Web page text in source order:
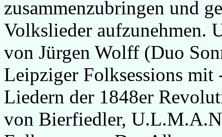
zusammenzubringen und
Volkslieder aufzunehmen.
von Jürgen Wolff (Duo
Leipziger Folksessions mit
Liedern der 1848er
von Bierfiedler,